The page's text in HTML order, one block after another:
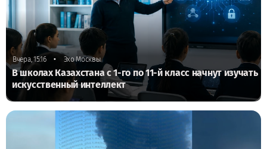
Вчера, 15:16 • Эхо Москвы
В школах Казахстана с 1-го по 11-й класс начнут изучать
искусственный интеллект